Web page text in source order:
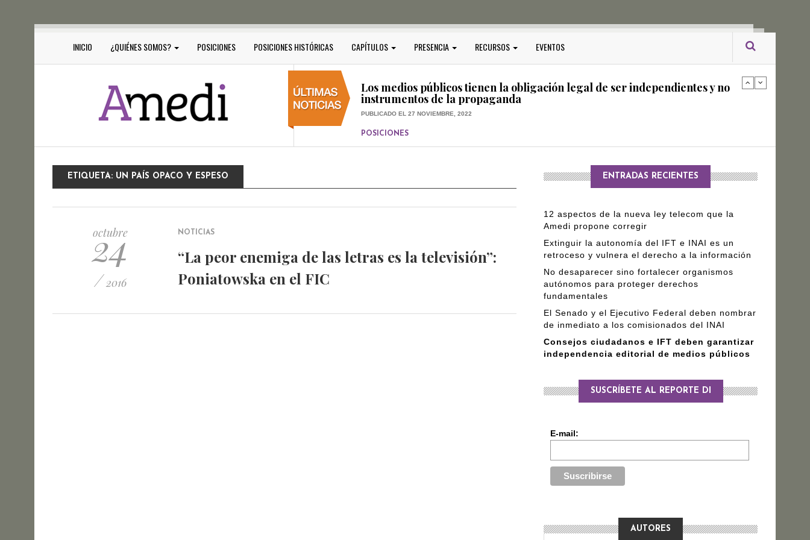
INICIO ¿QUIÉNES SOMOS? POSICIONES POSICIONES HISTÓRICAS CAPÍTULOS PRESENCIA RECURSOS EVENTOS
PUBLICADO EL 17 DICIEMBRE, 2022
Los medios públicos tienen la obligación legal de ser independientes y no
instrumentos de la propaganda
PUBLICADO EL 27 NOVIEMBRE, 2022
POSICIONES
Consejos ciudadanos e IFT deben garantizar independencia editorial de
ETIQUETA: UN PAÍS OPACO Y ESPESO
octubre
24
/ 2016
NOTICIAS
“La peor enemiga de las letras es la televisión”:
Poniatowska en el FIC
ENTRADAS RECIENTES
12 aspectos de la nueva ley telecom que la
Amedi propone corregir
Extinguir la autonomía del IFT e INAI es un
retroceso y vulnera el derecho a la información
No desaparecer sino fortalecer organismos
autónomos para proteger derechos
fundamentales
El Senado y el Ejecutivo Federal deben nombrar
de inmediato a los comisionados del INAI
Consejos ciudadanos e IFT deben garantizar
independencia editorial de medios públicos
SUSCRÍBETE AL REPORTE DI
E-mail:
AUTORES